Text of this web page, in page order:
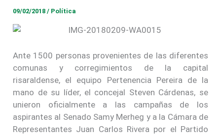
09/02/2018/ Política
Ante 1500 personas provenientes de las diferentes
comunas y corregimientos de la capital
risaraldense, el equipo Pertenencia Pereira de la
mano de su líder, el concejal Steven Cárdenas, se
unieron oficialmente a las campañas de los
aspirantes al Senado Samy Merheg y a la Cámara de
Representantes Juan Carlos Rivera por el Partido